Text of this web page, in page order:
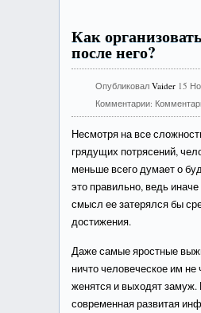
Как
после него?
ОпубликовалVaider 15
Комментарии:
Несмотря на все
грядущих потрясений,
меньше всего думает о
это правильно, ведь
смысл ее затерялся бы
достижения.
Даже самые яростные
ничто человеческое им
женятся и выходят
современная развитая